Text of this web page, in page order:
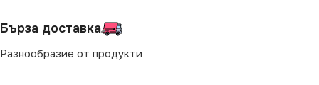
Бърза доставка
Разнообразие от продукти